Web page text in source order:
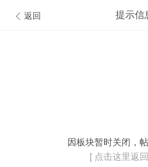
返回 提示信
因板块暂时关闭，
[ 点击这里返